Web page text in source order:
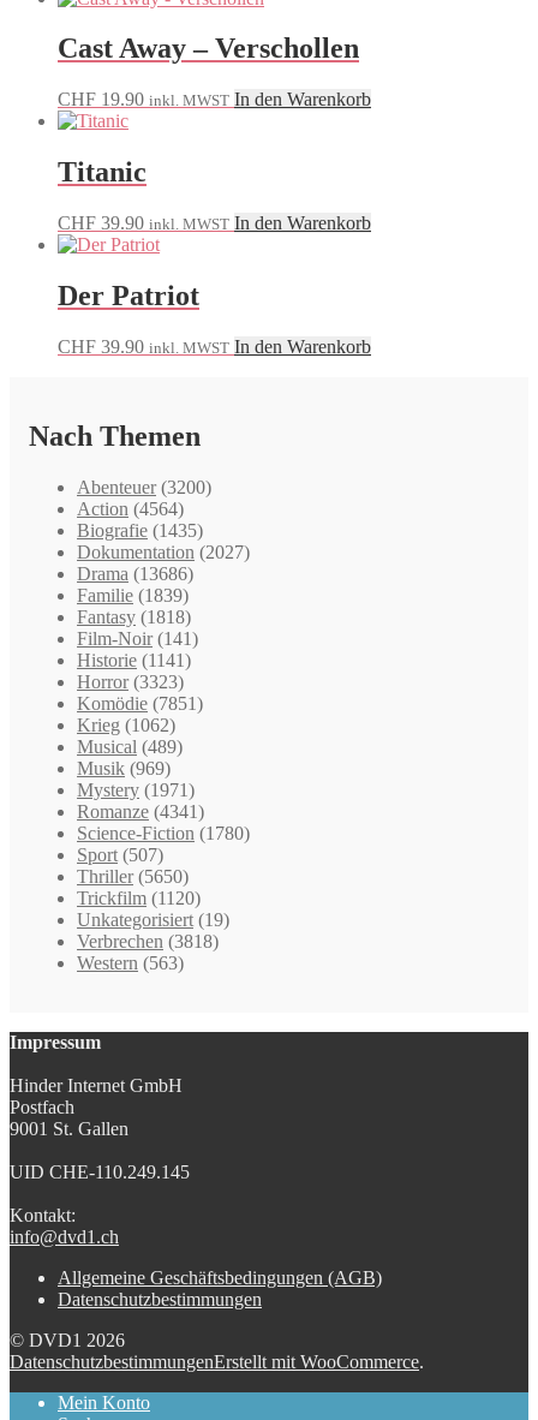
Cast Away – Verschollen
CHF 19.90 inkl. MWST In den Warenkorb
Titanic
CHF 39.90 inkl. MWST In den Warenkorb
Der Patriot
CHF 39.90 inkl. MWST In den Warenkorb
Nach Themen
Abenteuer (3200)
Action (4564)
Biografie (1435)
Dokumentation (2027)
Drama (13686)
Familie (1839)
Fantasy (1818)
Film-Noir (141)
Historie (1141)
Horror (3323)
Komödie (7851)
Krieg (1062)
Musical (489)
Musik (969)
Mystery (1971)
Romanze (4341)
Science-Fiction (1780)
Sport (507)
Thriller (5650)
Trickfilm (1120)
Unkategorisiert (19)
Verbrechen (3818)
Western (563)
Impressum
Hinder Internet GmbH
Postfach
9001 St. Gallen
UID CHE-110.249.145
Kontakt:
info@dvd1.ch
Allgemeine Geschäftsbedingungen (AGB)
Datenschutzbestimmungen
© DVD1 2026
DatenschutzbestimmungenErstellt mit WooCommerce.
Mein Konto